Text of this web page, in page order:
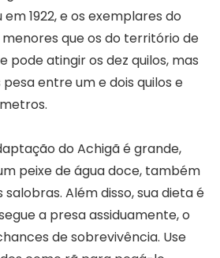
1922, e os exemplares do
que os do território de
pode atingir os dez quilos, mas
entre um e dois quilos e
do Achigã é grande,
peixe de água doce, também
Além disso, sua dieta é
a presa assiduamente, o
de sobrevivência. Use